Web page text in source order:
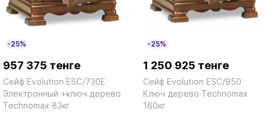
-25%
957 375 тенге
Сейф Evolution ESC/730E
Электронный +ключ дерево
Technomax 83кг
-25%
1 250 925 тенге
Сейф Evolution ESC/950
Ключ дерево Technomax
160кг